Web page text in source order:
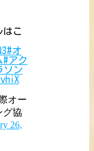
はこ
#オ
#アク
ソン
オー
グ協
26,